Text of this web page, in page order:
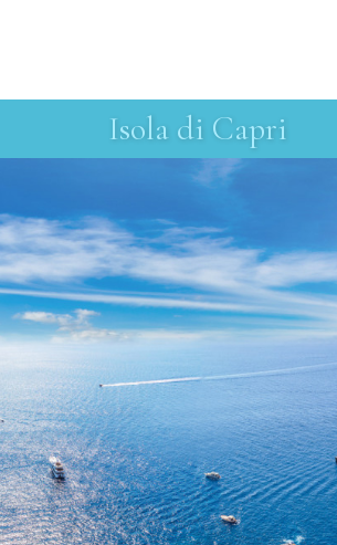
Isola di Capri